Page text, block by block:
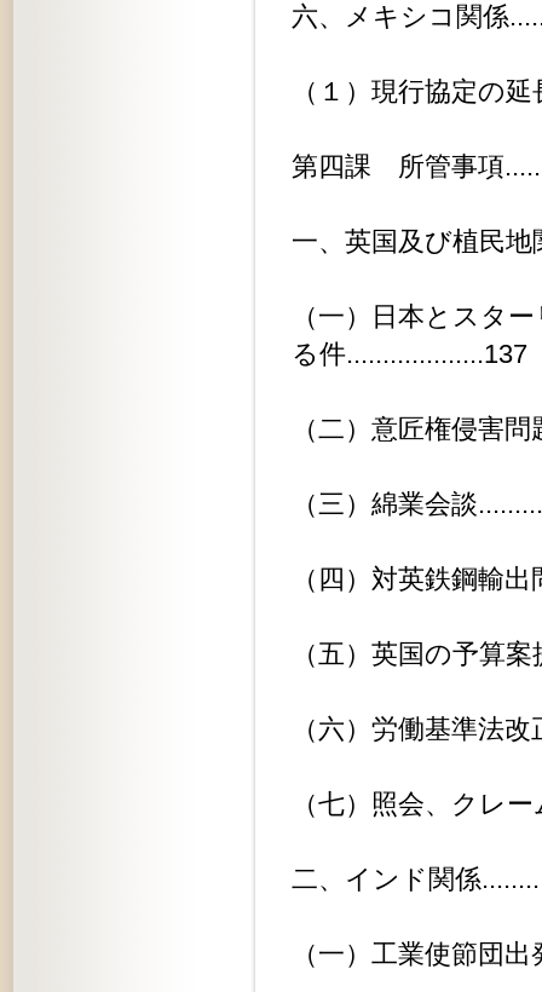
六、メキシコ関係
（１）現行協定の
第四課 所管事項
一、英国及び植民地
（一）日本とスタ
る件...................137
（二）意匠権侵害
（三）綿業会談
（四）対英鉄鋼輸
（五）英国の予算
（六）労働基準法
（七）照会、クレ
二、インド関係
（一）工業使節団